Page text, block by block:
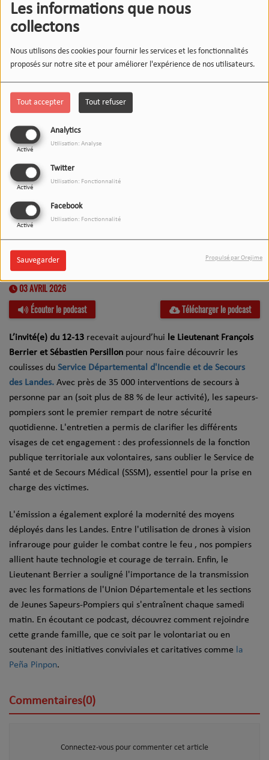
Les informations que nous
collectons
Nous utilisons des cookies pour fournir les services et les fonctionnalités
proposés sur notre site et pour améliorer l'expérience de nos utilisateurs.
Tout accepter Tout refuser
Analytics
Activé
Utilisation: Analyse
Twitter
Activé
Utilisation: Fonctionnalité
Facebook
Activé
Utilisation: Fonctionnalité
Sauvegarder Propulsé par Orejime
03 AVRIL 2026
Écouter le podcast
Télécharger le podcast
L’invité(e) du 12-13 recevait aujourd’hui le Lieutenant François
Berrier et Sébastien Persillon pour nous faire découvrir les
coulisses du Service Départemental d'Incendie et de Secours
des Landes. Avec près de 35 000 interventions de secours à
personne par an (soit plus de 88 % de leur activité), les sapeurs-
pompiers sont le premier rempart de notre sécurité
quotidienne. L'entretien a permis de clarifier les différents
visages de cet engagement : des professionnels de la fonction
publique territoriale aux volontaires, sans oublier le Service de
Santé et de Secours Médical (SSSM), essentiel pour la prise en
charge des victimes.
L'émission a également exploré la modernité des moyens
déployés dans les Landes. Entre l'utilisation de drones à vision
infrarouge pour guider le combat contre le feu , nos pompiers
allient haute technologie et courage de terrain. Enfin, le
Lieutenant Berrier a souligné l'importance de la transmission
avec les formations de l'Union Départementale et les sections
de Jeunes Sapeurs-Pompiers qui s'entraînent chaque samedi
matin. En écoutant ce podcast, découvrez comment rejoindre
cette grande famille, que ce soit par le volontariat ou en
soutenant des initiatives conviviales et caritatives comme
la
Peña Pinpon.
Commentaires(0)
Connectez-vous pour commenter cet article